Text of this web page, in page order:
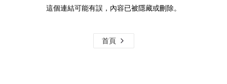
這個連結可能有誤，內容已被隱藏或刪除。
首頁